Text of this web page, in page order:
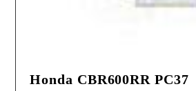
Honda CBR600RR PC37